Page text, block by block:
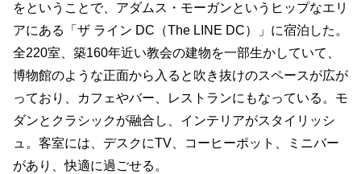
をということで、アダムス・モーガンというヒップなエリ
アにある「ザ ライン DC（The LINE DC）」に宿泊した。
全220室、築160年近い教会の建物を一部生かしていて、
博物館のような正面から入ると吹き抜けのスペースが広が
っており、カフェやバー、レストランにもなっている。モ
ダンとクラシックが融合し、インテリアがスタイリッシ
ュ。客室には、デスクにTV、コーヒーポット、ミニバー
があり、快適に過ごせる。